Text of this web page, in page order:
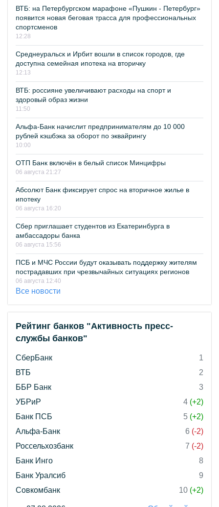
ВТБ: на Петербургском марафоне «Пушкин - Петербург»
появится новая беговая трасса для профессиональных
спортсменов
12:28
Среднеуральск и Ирбит вошли в список городов, где
доступна семейная ипотека на вторичку
12:13
ВТБ: россияне увеличивают расходы на спорт и
здоровый образ жизни
11:50
Альфа-Банк начислит предпринимателям до 10 000
рублей кэшбэка за оборот по эквайрингу
10:00
ОТП Банк включён в белый список Минцифры
06 августа 21:27
Абсолют Банк фиксирует спрос на вторичное жилье в
ипотеку
06 августа 16:20
Сбер приглашает студентов из Екатеринбурга в
амбассадоры банка
06 августа 15:56
ПСБ и МЧС России будут оказывать поддержку жителям
пострадавших при чрезвычайных ситуациях регионов
06 августа 12:40
Все новости
Рейтинг банков "Активность пресс-
службы банков"
СберБанк
1
ВТБ
2
ББР Банк
3
УБРиР
4 (+2)
Банк ПСБ
5 (+2)
Альфа-Банк
6 (-2)
Россельхозбанк
7 (-2)
Банк Инго
8
Банк Уралсиб
9
Совкомбанк
10 (+2)